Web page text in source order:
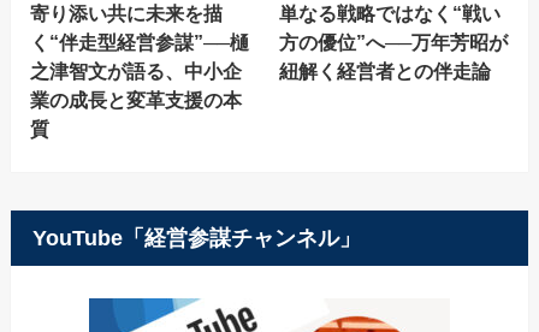
寄り添い共に未来を描
く“伴走型経営参謀”──樋
之津智文が語る、中小企
業の成長と変革支援の本
質
単なる戦略ではなく“戦い
方の優位”へ──万年芳昭が
紐解く経営者との伴走論
YouTube「経営参謀チャンネル」